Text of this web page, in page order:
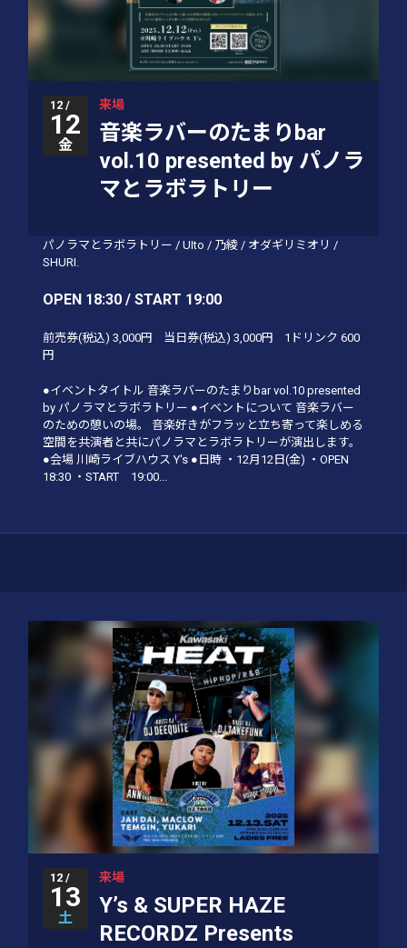
12 /
12
金
来場
音楽ラバーのたまりbar
vol.10 presented by パノラ
マとラボラトリー
パノラマとラボラトリー / UIto / 乃綾 / オダギリミオリ /
SHURI.
OPEN 18:30 / START 19:00
前売券(税込) 3,000円 当日券(税込) 3,000円 1ドリンク 600
円
●イベントタイトル 音楽ラバーのたまりbar vol.10 presented
by パノラマとラボラトリー ●イベントについて 音楽ラバー
のための憩いの場。 音楽好きがフラッと立ち寄って楽しめる
空間を共演者と共にパノラマとラボラトリーが演出します。
●会場 川崎ライブハウス Y's ●日時 ・12月12日(金) ・OPEN
18:30 ・START 19:00...
12 /
13
土
来場
Y’s & SUPER HAZE
RECORDZ Presents